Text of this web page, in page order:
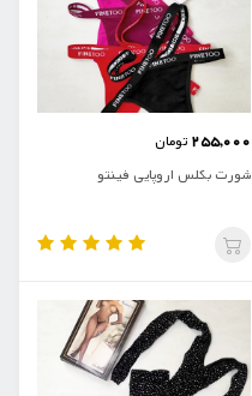
255,000 تومان
شورت بکلس اروپایی فینتو